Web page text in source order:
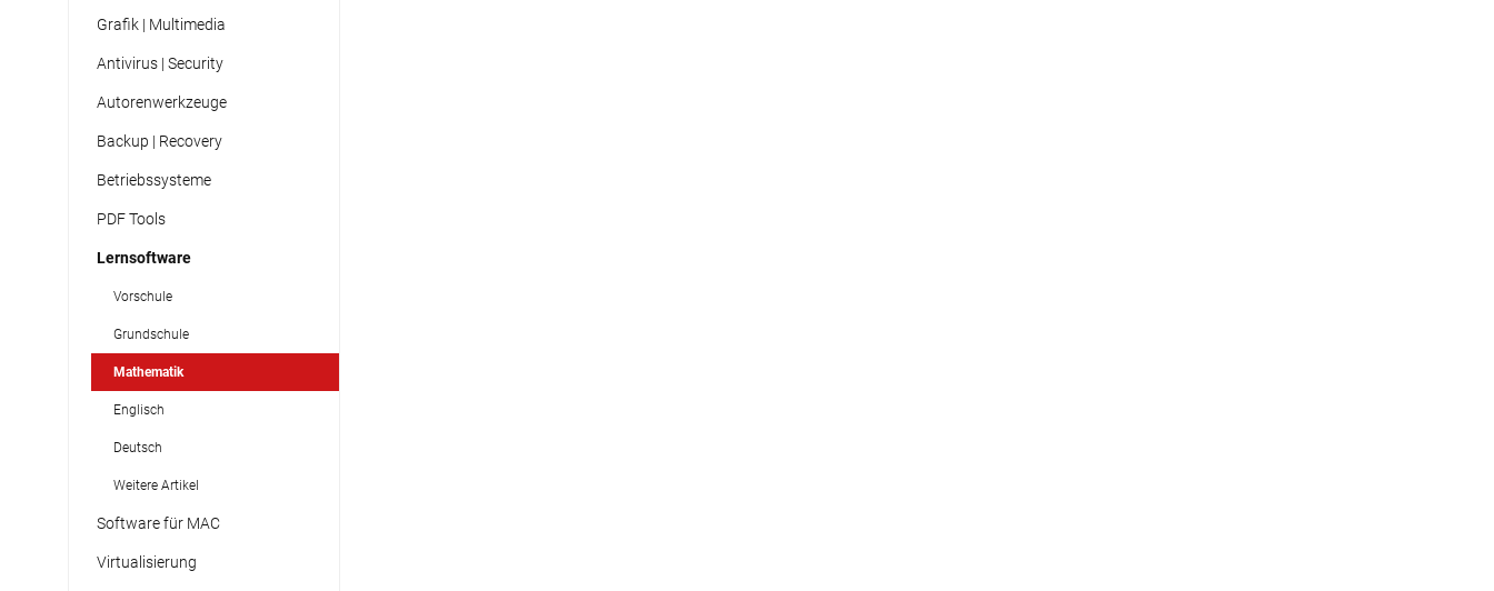
Grafik | Multimedia
Antivirus | Security
Autorenwerkzeuge
Backup | Recovery
Betriebssysteme
PDF Tools
Lernsoftware
Vorschule
Grundschule
Mathematik
Englisch
Deutsch
Weitere Artikel
Software für MAC
Virtualisierung